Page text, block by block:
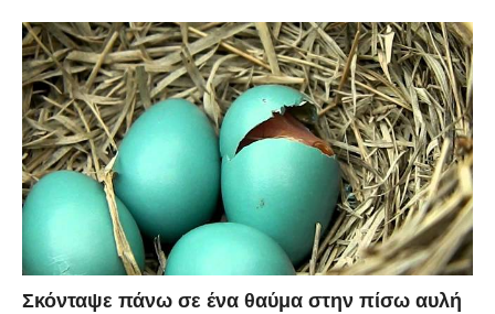
Σκόνταψε πάνω σε ένα θαύμα στην πίσω αυλή